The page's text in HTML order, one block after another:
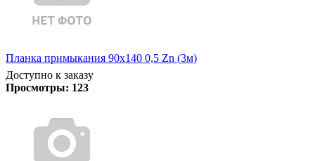
Планка примыкания 90х140 0,5 Zn (3м)
Доступно к заказу
Просмотры: 123